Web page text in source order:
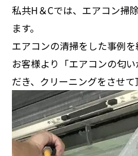
私共H＆Cでは、エアコン掃
ます。
エアコンの清掃をした事例を
お客様より「エアコンの匂
だき、クリーニングをさせて